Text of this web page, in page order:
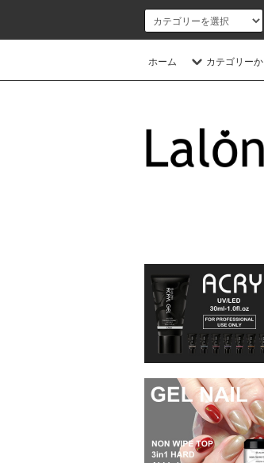
ホーム カテゴリー